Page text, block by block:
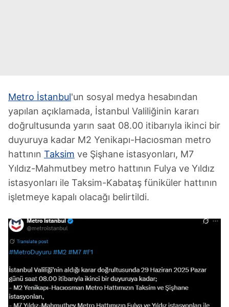
Metro İstanbul'un sosyal medya hesabından
yapılan açıklamada, İstanbul Valiliğinin kararı
doğrultusunda yarın saat 08.00 itibarıyla ikinci bir
duyuruya kadar M2 Yenikapı-Hacıosman metro
hattının Taksim ve Şişhane istasyonları, M7
Yıldız-Mahmutbey metro hattının Fulya ve Yıldız
istasyonları ile Taksim-Kabataş füniküler hattının
işletmeye kapalı olacağı belirtildi.